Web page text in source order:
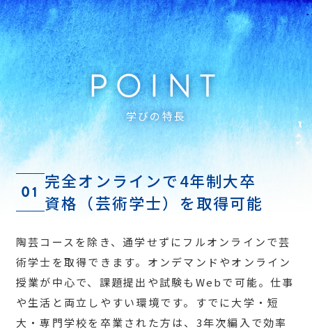
POINT
学びの特長
01
完全オンラインで4年制大卒
資格（芸術学士）を取得可能
陶芸コースを除き、通学せずにフルオンラインで芸
術学士を取得できます。オンデマンドやオンライン
授業が中心で、課題提出や試験もWebで可能。仕事
や生活と両立しやすい環境です。すでに大学・短
大・専門学校を卒業された方は、3年次編入で効率